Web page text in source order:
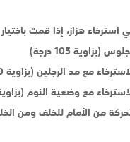
استرخاء هزاز، إذا قمت